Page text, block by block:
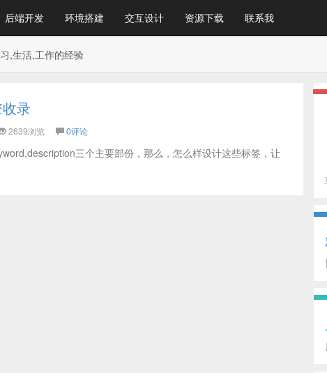
后端开发 环境搭建 交互设计 资源下载 联系我
,生活,工作的经验
录
2639浏览 0评论
三个主要部份，那么，怎么样设计这些标签，让